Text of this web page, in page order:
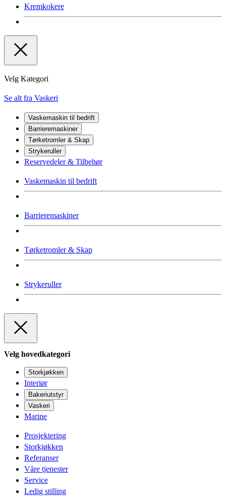
Kremkokere
Velg Kategori
Se alt fra Vaskeri
Vaskemaskin til bedrift
Barrieremaskiner
Tørketromler & Skap
Strykeruller
Reservedeler & Tilbehør
Vaskemaskin til bedrift
Barrieremaskiner
Tørketromler & Skap
Strykeruller
Velg hovedkategori
Storkjøkken
Interiør
Bakeriutstyr
Vaskeri
Marine
Prosjektering
Storkjøkken
Referanser
Våre tjenester
Service
Ledig stilling